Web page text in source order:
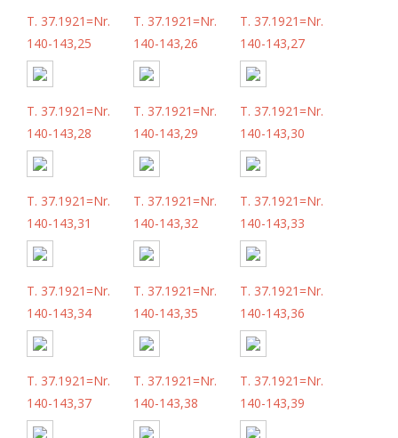
T. 37.1921=Nr.
140-143,25
T. 37.1921=Nr.
140-143,26
T. 37.1921=Nr.
140-143,27
T. 37.1921=Nr.
140-143,28
T. 37.1921=Nr.
140-143,29
T. 37.1921=Nr.
140-143,30
T. 37.1921=Nr.
140-143,31
T. 37.1921=Nr.
140-143,32
T. 37.1921=Nr.
140-143,33
T. 37.1921=Nr.
140-143,34
T. 37.1921=Nr.
140-143,35
T. 37.1921=Nr.
140-143,36
T. 37.1921=Nr.
140-143,37
T. 37.1921=Nr.
140-143,38
T. 37.1921=Nr.
140-143,39